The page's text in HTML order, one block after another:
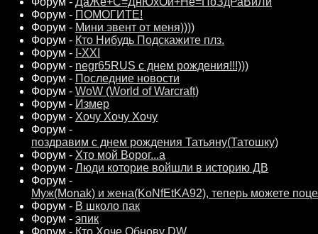
Форум - ПОМОГИТЕ!
Форум - Мини эвент от меня))))
Форум - Кто Нибудь Подскажите плз.
Форум - I-XXI
Форум - negr65RUS с днем рождения!!!)))
Форум - Последние новости
Форум - WoW (World of Warcraft)
Форум - Измер
Форум - Хочу Хочу Хочу
Форум -
поздравим с днем рождения Татьяну(Татошку)
Форум - Хто мой Ворог...а
Форум - Люди которие войшли в историю ДВ
Форум -
Муж(Monak) и жена(KoNfEtKA92), теперь можете
Форум - В школо пак
Форум - эпик
Форум - Кто Хоче Обнову DW